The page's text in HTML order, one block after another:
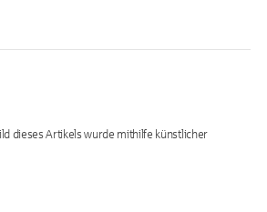
dieses Artikels wurde mithilfe künstlicher